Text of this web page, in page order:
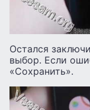
Остался
выбор. Если
«Сохранить».